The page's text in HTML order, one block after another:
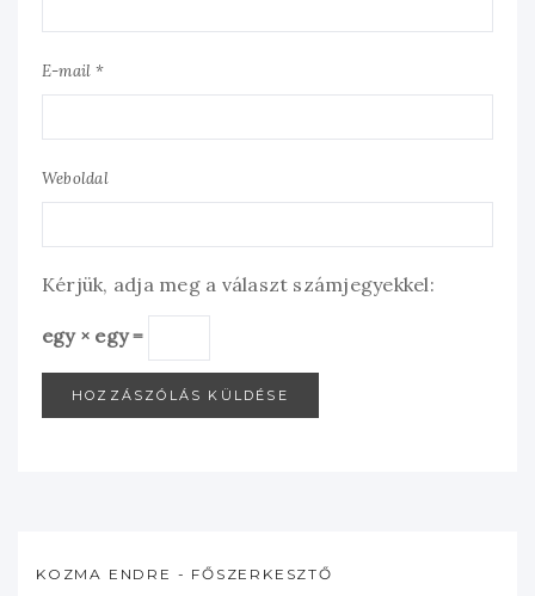
E-mail *
Weboldal
Kérjük, adja meg a választ számjegyekkel:
egy × egy =
KOZMA ENDRE - FŐSZERKESZTŐ